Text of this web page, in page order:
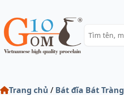
Trang chủ / Bát đĩa Bát Tràng